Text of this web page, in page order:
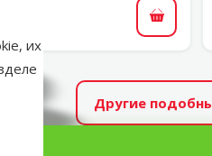
их
В
Другие